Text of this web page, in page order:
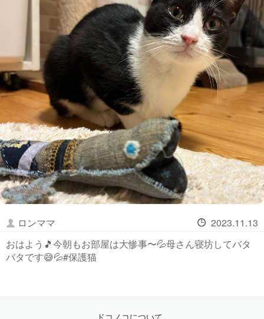
ロンママ
2023.11.13
おはよう🎵今朝もお部屋は大惨事〜💦母さん寝坊してバタ
バタです😅💦#保護猫